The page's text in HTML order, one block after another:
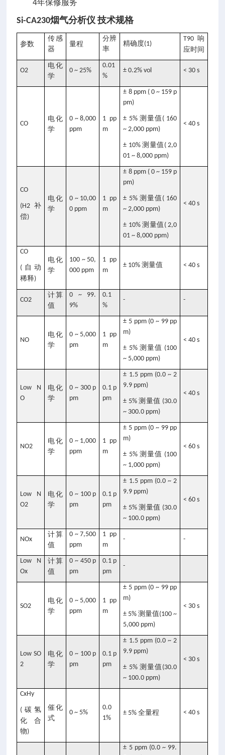
4年保修服务
Si-CA230烟气分析仪 技术规格
参数
传感
器
量程
分辨
率
精确度(1)
T90响
应时间
O2
电化
学
0 ~ 25%
0.01
%
± 0.2% vol < 30 s
CO
电化
学
0 ~ 8,000
ppm
1 pp
m
± 8 ppm ( 0 ~ 159 p
pm)
± 5% 测量值 ( 160
~ 2,000 ppm)
± 10%测量值 ( 2,0
01 ~ 8,000 ppm)
< 40 s
CO
(H2 补
偿)
电化
学
0 ~ 10,00
0 ppm
1 pp
m
± 8 ppm ( 0 ~ 159 p
pm)
± 5% 测量值 ( 160
~ 2,000 ppm)
± 10%测量值 ( 2,0
01 ~ 8,000 ppm)
< 40 s
CO
( 自动
稀释)
电化
学
100 ~ 50,
000 ppm
1 pp
m
± 10%测量值 < 40 s
CO2
计算
值
0 ~ 99.
9%
0.1
%
- -
NO
电化
学
0 ~ 5,000
pm
1 pp
m
± 5 ppm (0 ~ 99 pp
m)
± 5% 测量值 (100
~ 5,000 ppm)
< 40 s
Low N
O
电化
学
0 ~ 300 p
pm
0.1 p
pm
± 1.5 ppm (0.0 ~ 2
9.9 ppm)
± 5%测量值 (30.0
~ 300.0 ppm)
< 40 s
NO2
电化
学
0 ~ 1,000
ppm
1 pp
m
± 5 ppm (0 ~ 99 pp
m)
± 5% 测量值 (100
~ 1,000 ppm)
< 60 s
Low N
O2
电化
学
0 ~ 100 p
pm
0.1 p
pm
± 1.5 ppm (0.0 ~ 2
9.9 ppm)
± 5%测量值 (30.0
~ 100.0 ppm)
< 60 s
NOx
计算
值
0 ~ 7,500
ppm
1 pp
m
- -
Low N
Ox
计算
值
0 ~ 450 p
pm
0.1 p
pm
-
SO2
电化
学
0 ~ 5,000
ppm
1 pp
m
± 5 ppm (0 ~ 99 pp
m)
± 5%测量值(100 ~
5,000 ppm)
< 30 s
Low SO
2
电化
学
0 ~ 100 p
pm
0.1 p
pm
± 1.5 ppm (0.0 ~ 2
9.9 ppm)
± 5% 测量值 (30.0
~ 100.0 ppm)
< 30 s
CxHy
( 碳氢
化合
物)
催化
式
0 ~ 5%
0.0
1%
± 5%全量程 < 40 s
± 5 ppm (0.0 ~ 99.